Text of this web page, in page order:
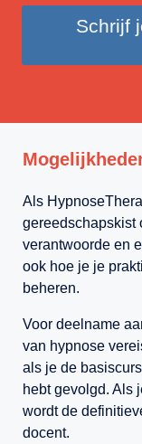
Schrijf
Als
gereedschapskist
verantwoorde en
ook hoe je je
beheren.
Voor deelname
van hypnose
als je de
hebt gevolgd. Als
wordt de
docent.